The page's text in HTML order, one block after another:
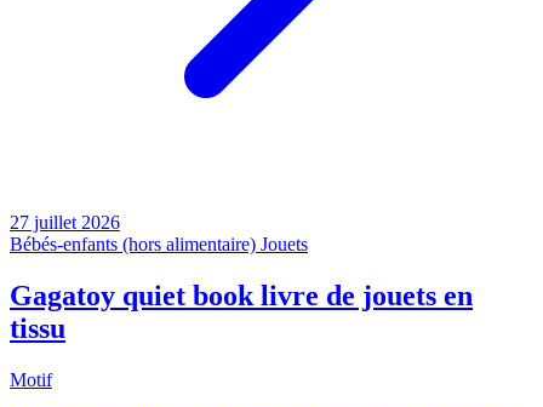
27 juillet 2026
Bébés-enfants (hors alimentaire) Jouets
Gagatoy quiet book livre de jouets en
tissu
Motif